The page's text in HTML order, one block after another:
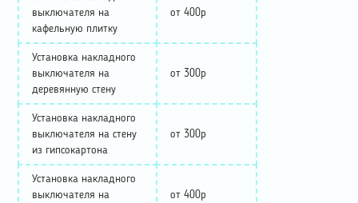
выключателя на
кафельную плитку
от 400р
Установка накладного
выключателя на
деревянную стену
от 300р
Установка накладного
выключателя на стену
из гипсокартона
от 300р
Установка накладного
выключателя на
от 400р